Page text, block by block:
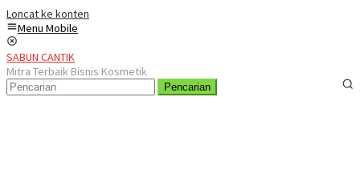
Loncat ke konten
Menu Mobile
SABUN CANTIK
Mitra Terbaik Bisnis Kosmetik
Pencarian